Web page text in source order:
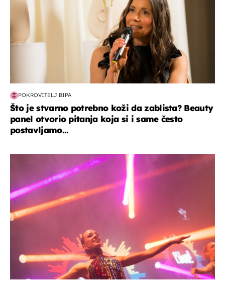
POKROVITELJ BIPA
Što je stvarno potrebno koži da zablista? Beauty
panel otvorio pitanja koja si i same često
postavljamo...